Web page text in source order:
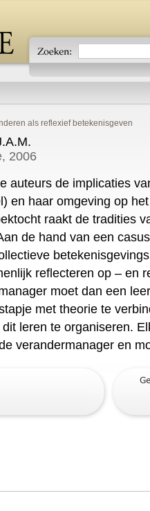
als reflexief betekenisgeven
2006
auteurs de implicaties
en haar omgeving op
raakt de tradities
de hand van een
reflecteren op – en
moet dan een
met theorie te
leren te organiseren.
verandermanager en